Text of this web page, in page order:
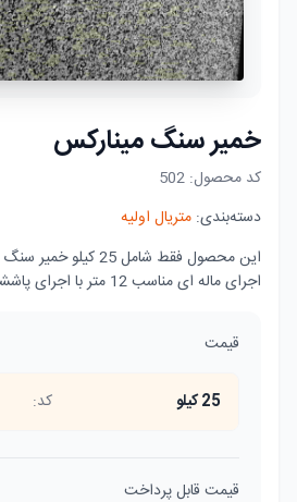
خمیر سنگ مینارکس
کد محصول: 502
دسته‌بندی: متریال اولیه
اجرای ماله ای مناسب 12 متر با اجرای پاششی
قیمت
25 کیلو کد:
قیمت قابل پرداخت